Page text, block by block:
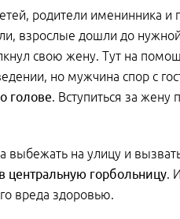
родители именинника и
взрослые дошли до
свою жену. Тут на
но мужчина спор с
голове. Вступиться за жену
выбежать на улицу и
в центральную горбольницу.
вреда здоровью.